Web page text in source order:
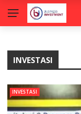
INVESTASI
INVESTASI